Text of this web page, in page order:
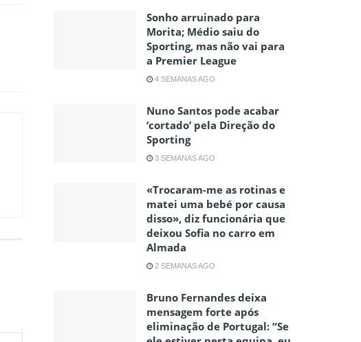
Sonho arruinado para
Morita; Médio saiu do
Sporting, mas não vai para
a Premier League
4 SEMANAS AGO
Nuno Santos pode acabar
‘cortado’ pela Direção do
Sporting
3 SEMANAS AGO
«Trocaram-me as rotinas e
matei uma bebé por causa
disso», diz funcionária que
deixou Sofia no carro em
Almada
2 SEMANAS AGO
Bruno Fernandes deixa
mensagem forte após
eliminação de Portugal: “Se